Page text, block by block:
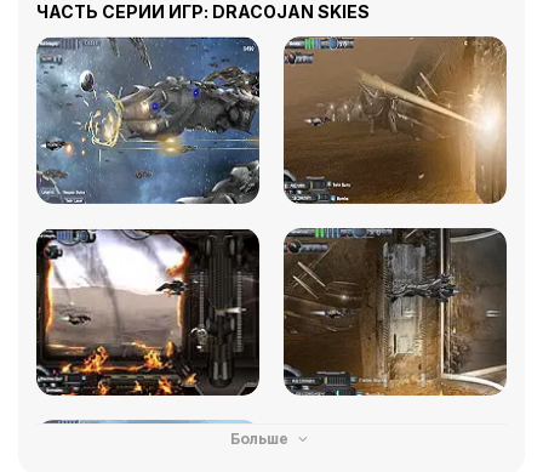
ЧАСТЬ СЕРИИ ИГР: DRACOJAN SKIES
Больше